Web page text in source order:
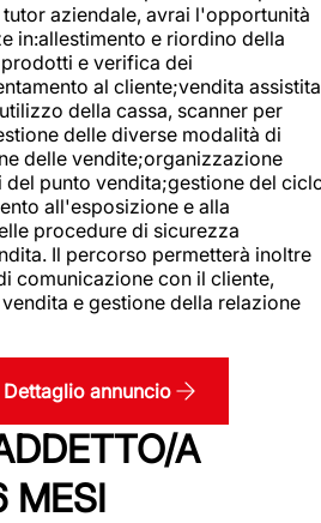
aziendale, avrai l'opportunità
in:allestimento e riordino della
e verifica dei
al cliente;vendita assistita
della cassa, scanner per
delle diverse modalità di
delle vendite;organizzazione
punto vendita;gestione del
all'esposizione e alla
procedure di sicurezza
Il percorso permetterà inoltre
comunicazione con il cliente,
e gestione della relazione
Dettaglio annuncio
A
MESI